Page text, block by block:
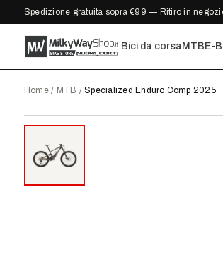
Spedizione gratuita sopra €99 — Ritiro in
Bici da corsa MTB E-
Home/ MTB / Specialized Enduro Comp 2025